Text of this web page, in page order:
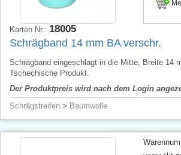
Karten Nr.: 18005
Schrägband 14 mm BA verschr.
Schrägband eingeschlagt in die Mitte, Breite 14
Tschechische Produkt.
Der Produktpreis wird nach dem Login
Schrägstreifen > Baumwolle